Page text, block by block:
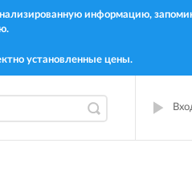
информацию,
установленные цены.